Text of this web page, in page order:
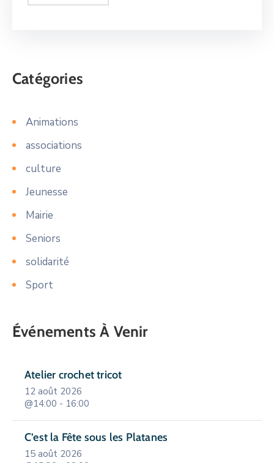
Catégories
Animations
associations
culture
Jeunesse
Mairie
Seniors
solidarité
Sport
Événements À Venir
Atelier crochet tricot
12 août 2026
@14:00 - 16:00
C’est la Fête sous les Platanes
15 août 2026